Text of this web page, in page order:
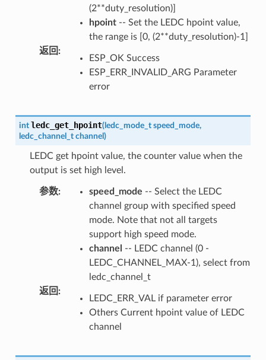
(2**duty_resolution)]
hpoint-- Set the LEDC hpoint value,
the range is [0, (2**duty_resolution)-1]
返回 :
ESP_OK Success
ESP_ERR_INVALID_ARG Parameter
error
int ledc_get_hpoint(ledc_mode_t speed_mode,
ledc_channel_t channel )
LEDC get hpoint value, the counter value when the
output is set high level.
参数: speed_mode -- Select the LEDC
channel group with specified speed
mode. Note that not all targets
support high speed mode.
channel
-- LEDC channel (0 -
LEDC_CHANNEL_MAX-1), select from
ledc_channel_t
返回 :
LEDC_ERR_VAL if parameter error
Others Current hpoint value of LEDC
channel